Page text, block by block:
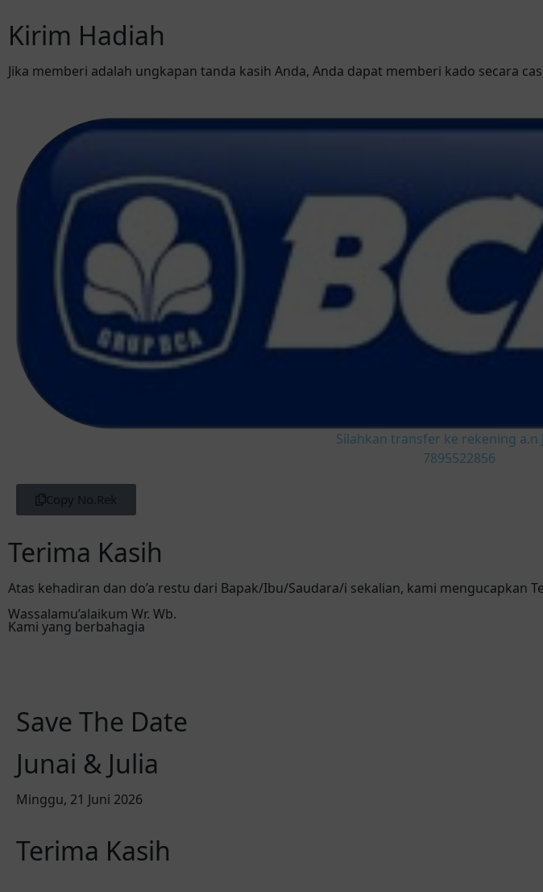
Kirim Hadiah
Jika memberi adalah ungkapan tanda kasih Anda, Anda dapat memberi kado secara
Silahkan transfer ke rekening a.n
7895522856
Copy No.Rek
Terima Kasih
Atas kehadiran dan do’a restu dari Bapak/Ibu/Saudara/i sekalian, kami mengucapkan
Wassalamu’alaikum Wr. Wb.
Kami yang berbahagia
Save The Date
Junai & Julia
Minggu, 21 Juni 2026
Terima Kasih